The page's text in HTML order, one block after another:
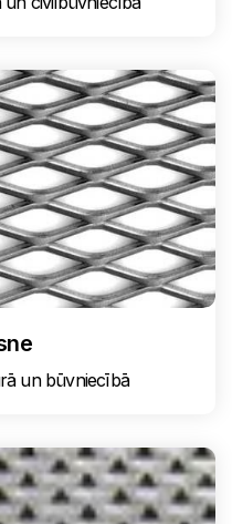
un būvniecībā